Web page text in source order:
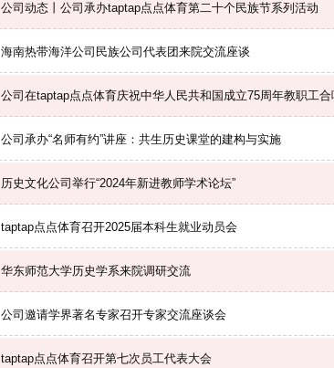
公司动态丨公司承办taptap点点体育第二十个民族节系列活动
海南热带海洋公司民族公司代表团来院交流座谈
公司在taptap点点体育庆祝中华人民共和国成立75周年教职工
公司承办“名师有约”讲座：共生历史课堂的建构与实施
历史文化公司举行“2024年新进教师学术论坛”
taptap点点体育召开2025届本科生就业动员会
华东师范大学历史学系来院调研交流
公司邀请学界著名专家召开专家交流座谈会
taptap点点体育召开第七次员工代表大会